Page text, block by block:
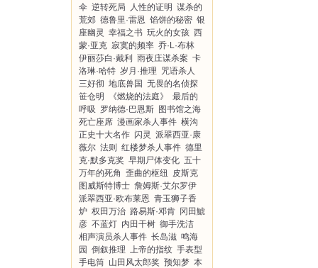
伞 逆转死局 人性的证明 谋杀的
荒郊 德鲁里·雷恩 馅饼的秘密 银
座幽灵 幸福之书 玩火的女孩 西
蒙·亚克 寂寞的频率 乔·L·布林
伊丽莎白·戴利
雨夜庄谋杀案 卡
洛琳·哈特 岁月·推理 咒语杀人
三好彻 地底兽国 无畏的名侦探
笹仓明
《燃烧的法庭》
最后的
呼吸 罗纳德·巴恩斯 图书馆之海
死亡座席 漫画家杀人事件 横沟
正史十大名作 闪灵 派翠西亚·康
薇尔 法则 红楼梦杀人事件 德里
克·默多克奖 早期尸体变化 五十
万年的死角 歪曲的枢纽
皮斯克
图威斯特博士 詹姆斯·艾尔罗伊
派翠西亚·欧布莱恩 青玉狮子香
炉 权田万治 路易斯·邓肯 冈田鯱
彦 不蓝灯 内田干树 御手洗洁
相声演员杀人事件 长岛滋 鸣海
园 倒叙推理 上帝的指纹 手表型
手电筒 山田风太郎奖 预知梦 本